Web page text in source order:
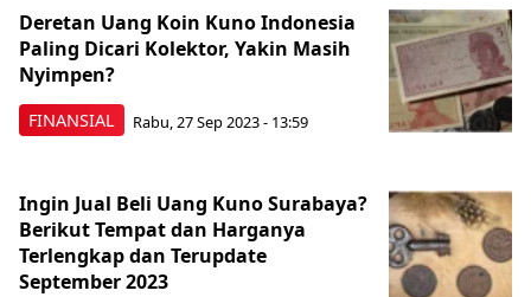
FINANSIAL
Deretan Uang Koin Kuno Indonesia
Paling Dicari Kolektor, Yakin Masih
Nyimpen?
Rabu, 27 Sep 2023 - 13:59
Ingin Jual Beli Uang Kuno Surabaya?
Berikut Tempat dan Harganya
Terlengkap dan Terupdate
September 2023